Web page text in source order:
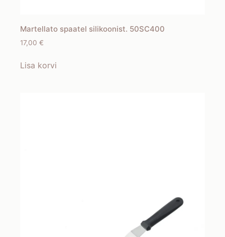
Martellato spaatel silikoonist. 50SC400
17,00 €
Lisa korvi